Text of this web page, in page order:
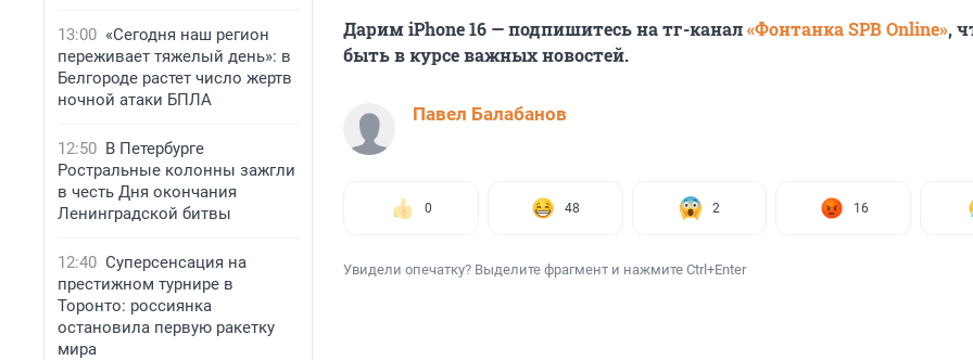
13:00 «Сегодня наш регион
переживает тяжелый день»: в
Белгороде растет число жертв
ночной атаки БПЛА
12:50 В Петербурге
Ростральные колонны зажгли
в честь Дня окончания
Ленинградской битвы
12:40 Суперсенсация на
престижном турнире в
Торонто: россиянка
остановила первую ракетку
мира
Дарим iPhone 16 — подпишитесь на тг-канал«Фонтанка SPB Online»,
быть в курсе важных новостей.
Павел Балабанов
0 48 2 16
Увидели опечатку? Выделите фрагмент и нажмите Ctrl+Enter